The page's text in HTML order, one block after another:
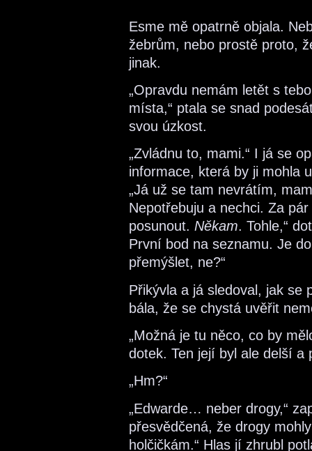
Esme mě opatrně objala.
žebrům, nebo prostě proto,
jinak.
„Opravdu nemám letět s
místa,“ ptala se snad
svou úzkost.
„Zvládnu to, mami.“ I já se
informace, která by ji mohla
„Já už se tam nevrátím,
Nepotřebuju a nechci. Za
posunout. Někam. Tohle,“
První bod na seznamu. Je
přemýšlet, ne?“
Přikývla a já sledoval, jak se
bála, že se chystá uvěřit
„Možná je tu něco, co by
dotek. Ten její byl ale delší a
„Hm?“
„Edwarde… neber drogy,“
přesvědčená, že drogy
holčičkám.“ Hlas jí zhrubl